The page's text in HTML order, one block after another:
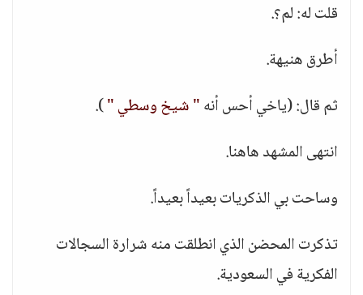
قلت له: لم؟.
أطرق هنيهة.
ثم قال: (ياخي أحس أنه" شيخ وسطي ").
انتهى المشهد هاهنا.
وساحت بي الذكريات بعيداً بعيداً.
تذكرت المحضن الذي انطلقت منه شرارة السجالات
الفكرية في السعودية.